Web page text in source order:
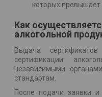
которых превышает
Как
алкогольной
Выдача
сертификации
независимыми
стандартам.
После подачи заявки